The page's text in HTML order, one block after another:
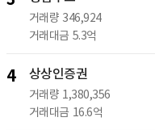
거래량 346,924
거래대금 5.3억
4 상상인증권
거래량 1,380,356
거래대금 16.6억